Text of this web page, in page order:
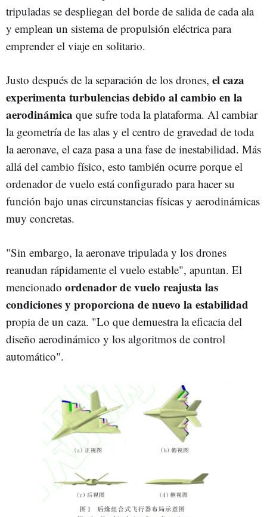
tripuladas se despliegan del borde de salida de cada ala
y emplean un sistema de propulsión eléctrica para
emprender el viaje en solitario.
Justo después de la separación de los drones, el caza
experimenta turbulencias debido al cambio en la
aerodinámica que sufre toda la plataforma. Al cambiar
la geometría de las alas y el centro de gravedad de toda
la aeronave, el caza pasa a una fase de inestabilidad. Más
allá del cambio físico, esto también ocurre porque el
ordenador de vuelo está configurado para hacer su
función bajo unas circunstancias físicas y aerodinámicas
muy concretas.
"Sin embargo, la aeronave tripulada y los drones
reanudan rápidamente el vuelo estable", apuntan. El
mencionado ordenador de vuelo reajusta las
condiciones y proporciona de nuevo la estabilidad
propia de un caza. "Lo que demuestra la eficacia del
diseño aerodinámico y los algoritmos de control
automático".